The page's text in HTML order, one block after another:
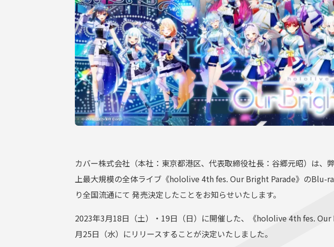
カバー株式会社（本社：東京都港区、代表取締役社⻑：⾕郷元昭）は
上最⼤規模の全体ライブ《hololive 4th fes. Our Bright Parade》のBlu-
り全国流通にて 発売決定したことをお知らせいたします。
2023年3月18日（土）・19日（日）に開催した、《hololive 4th fes.
月25日（水）にリリースすることが決定いたしました。